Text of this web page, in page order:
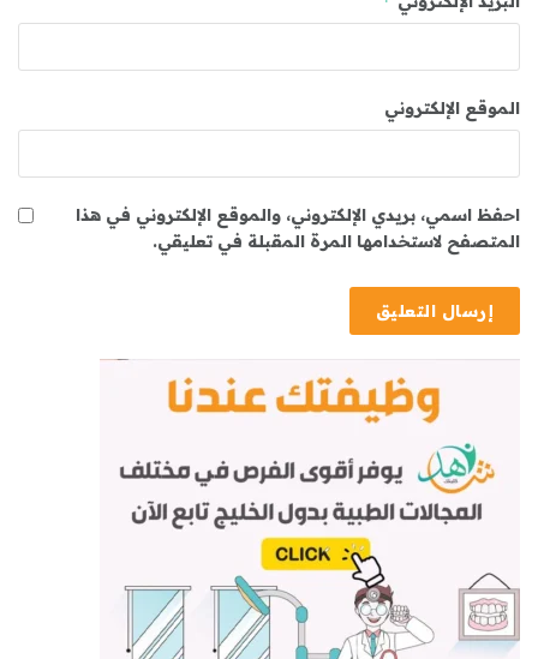
الموقع الإلكتروني
احفظ اسمي، بريدي الإلكتروني، والموقع الإلكتروني في هذا
المتصفح لاستخدامها المرة المقبلة في تعليقي.